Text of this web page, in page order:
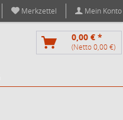
Merkzettel Mein Konto
0,00 € *
(Netto 0,00 €)